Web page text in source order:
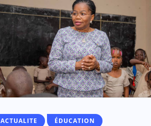
ACTUALITE ÉDUCATION